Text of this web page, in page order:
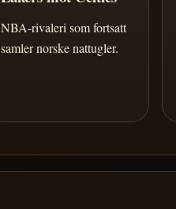
NBA-rivaleri som fortsatt
samler norske nattugler.